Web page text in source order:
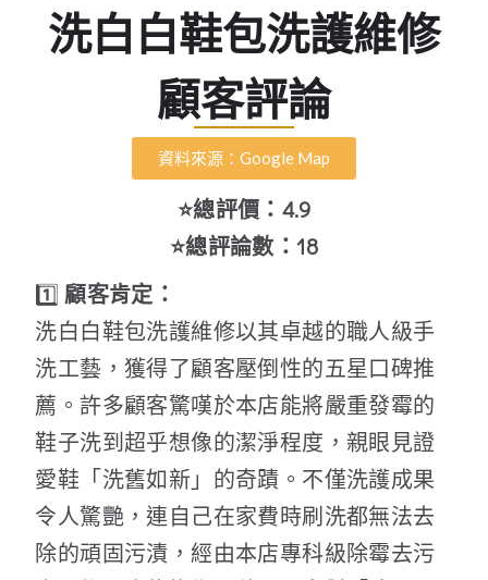
洗白白鞋包洗護維修
顧客評論
資料來源：Google Map
⭐總評價：4.9
⭐總評論數：18
1️⃣ 顧客肯定：
洗白白鞋包洗護維修以其卓越的職人級手
洗工藝，獲得了顧客壓倒性的五星口碑推
薦。許多顧客驚嘆於本店能將嚴重發霉的
鞋子洗到超乎想像的潔淨程度，親眼見證
愛鞋「洗舊如新」的奇蹟。不僅洗護成果
令人驚艷，連自己在家費時刷洗都無法去
除的頑固污漬，經由本店專科級除霉去污